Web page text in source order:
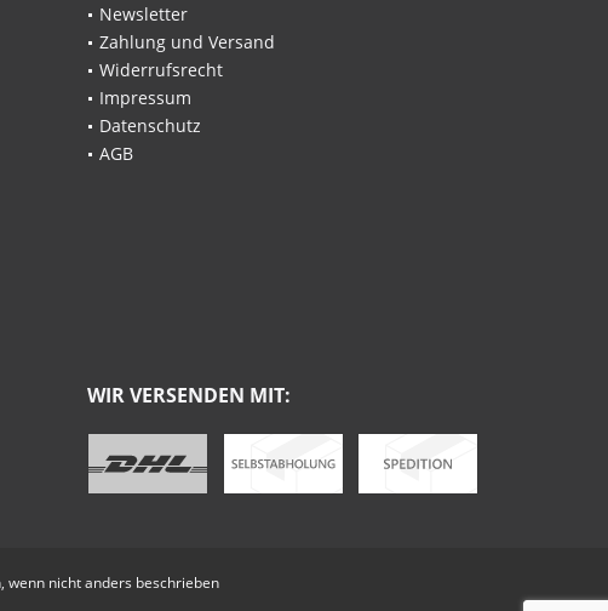
Newsletter
Zahlung und Versand
Widerrufsrecht
Impressum
Datenschutz
AGB
WIR VERSENDEN MIT:
nicht anders beschrieben